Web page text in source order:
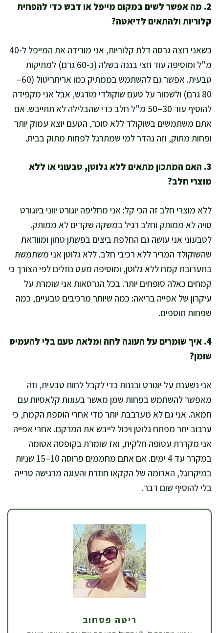
2. מה אפשר לשים במקום מייפל או דבש כדי להפחית
קלוריות ולהתאים לדיאטה?
כשאני רוצה גרסה דלת קלוריות, אני מורידה את המייפל ל-40
מ"ל ומוסיפה עוד חצי בננה בשלה (כ-60 גרם) למתיקות
טבעית. אפשר גם להשתמש בממתיק כמו אריתריטול (60–
80 גרם) ולשמור על טעם שוקולדי מודגש, אבל אני מקפידה
להוסיף עוד 30–50 מ"ל חלב כדי שהבלילה לא תתייבש. אם
אתם משתמשים בשוקולד ללא סוכר, הטעם יוצא עמוק יותר
ופחות מתוק, וזה נהדר למי שמתרגל לפחות מתוק בבית.
3. האם המתכון מתאים ללא גלוטן, טבעוני או ללא
מוצרי חלב?
ללא מוצרי חלב זה הכי קל: אני מחליפה יוגורט יווני ביוגורט
סויה לא ממותק וחלב רגיל במשקה שקדים לא ממותק.
לטבעוני אני עושה גם החלפת ביצים בפשתן טחון ומוודאת
שהשוקולד המריר ללא רכיבי חלב. ללא גלוטן אני משתמשת
בתערובת קמח ללא גלוטן, ומוסיפה מעט נוזלים לפי הצורך כי
קמחים כאלה סופחים יותר. בכל הגרסאות אני שומרת על
עיקרון של אפייה בריאה: כמה שיותר מרכיבים טבעיים, כמה
שפחות תוספים.
4. איך שומרים על העוגה לחה ומלאת טעם בלי להעמיס
שומן?
אני נשענת על יוגורט ובננות כדי לקבל לחות טבעית, וזה
מאפשר להשתמש בפחות שמן מאשר בעוגות קלאסיות עם
חמאה. אני גם לא מערבבת יותר מדי אחרי הוספת הקמח, כי
ערבוב יתר מפתח גלוטן ויכול לייבש את המרקם. אחרי אפייה
אני מקררת עטופה חלקית, ואז שומרת בקופסה אטומה
במקרר עד 4 ימים. אם אתם מחממים פרוסה 10–15 שניות
במיקרוגל, הארומה של הקקאו חוזרת והעוגה מרגישה טרייה
בלי להוסיף שום דבר.
ריטה פסחוב